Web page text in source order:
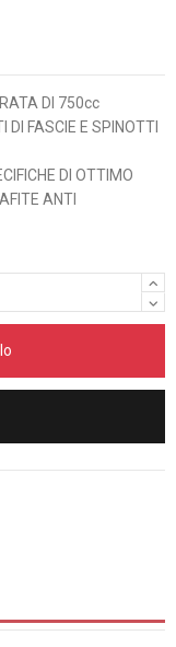
DI 750cc
FASCIE E SPINOTTI
DI OTTIMO
ANTI